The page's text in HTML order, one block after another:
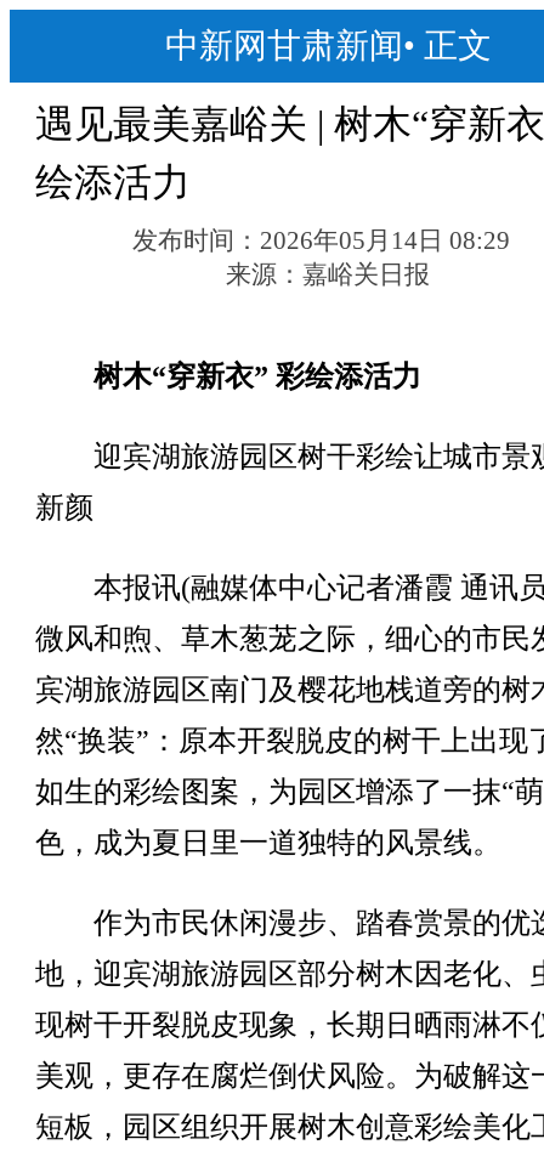
中新网甘肃新闻• 正文
遇见最美嘉峪关 | 树木“穿新
绘添活力
发布时间： 2026年05月14日 08:29
来源： 嘉峪关日报
树木“穿新衣” 彩绘添活力
迎宾湖旅游园区树干彩绘让城市景
新颜
本报讯(融媒体中心记者潘霞 通讯
微风和煦、草木葱茏之际，细心的市民
宾湖旅游园区南门及樱花地栈道旁的树
然“换装”：原本开裂脱皮的树干上出现
如生的彩绘图案，为园区增添了一抹“
色，成为夏日里一道独特的风景线。
作为市民休闲漫步、踏春赏景的优
地，迎宾湖旅游园区部分树木因老化、
现树干开裂脱皮现象，长期日晒雨淋不
美观，更存在腐烂倒伏风险。为破解这
短板，园区组织开展树木创意彩绘美化